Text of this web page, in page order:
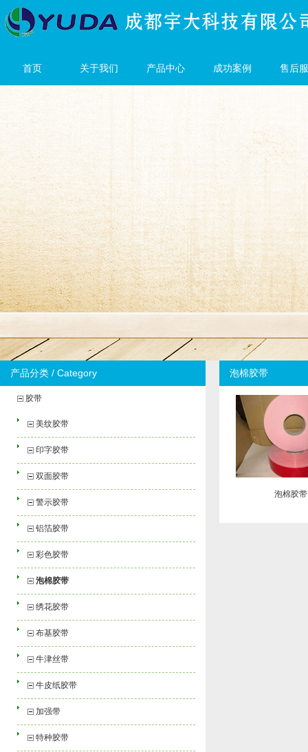
首页 关于我们 产品中心 成功案例 售后
产品分类 / Category
胶带
美纹胶带
印字胶带
双面胶带
警示胶带
铝箔胶带
彩色胶带
泡棉胶带
绣花胶带
布基胶带
牛津丝带
牛皮纸胶带
加强带
特种胶带
泡棉胶带
泡棉胶带